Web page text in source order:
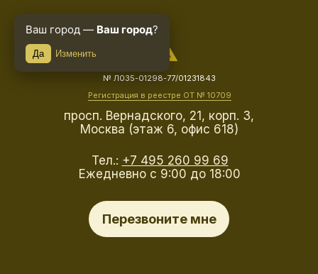
Тел.: +7 495 260 99 69
Ежедневно с 9:00 до 18:00
Перезвоните мне
просп. Вернадского, 21, корп. 3,
Москва (этаж 6, офис 618)
№ Л035-01298-77/01231843
Регистрация в реестре ОТ № 10709
Ваш город — Ваш город?
Да Изменить